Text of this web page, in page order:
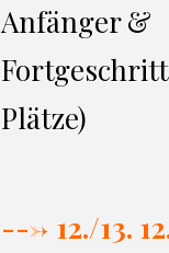
Anfänger &
Plätze)
---> 12./13.